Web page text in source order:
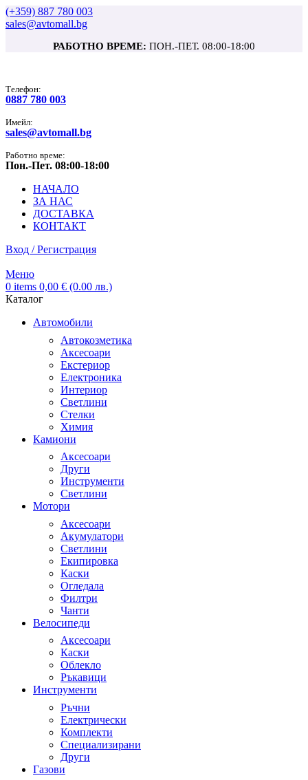
(+359) 887 780 003
sales@avtomall.bg
РАБОТНО ВРЕМЕ: ПОН.-ПЕТ. 08:00-18:00
Tелефон:
0887 780 003
Имейл:
sales@avtomall.bg
Работно време:
Пон.-Пет. 08:00-18:00
НАЧАЛО
ЗА НАС
ДОСТАВКА
КОНТАКТ
Вход / Регистрация
Меню
0 items 0,00 € (0.00 лв.)
Каталог
Автомобили
Автокозметика
Аксесоари
Екстериор
Електроника
Интериор
Светлини
Стелки
Химия
Камиони
Аксесоари
Други
Инструменти
Светлини
Мотори
Аксесоари
Акумулатори
Светлини
Екипировка
Каски
Огледала
Филтри
Чанти
Велосипеди
Аксесоари
Каски
Облекло
Ръкавици
Инструменти
Ръчни
Електрически
Комплекти
Специализирани
Други
Газови